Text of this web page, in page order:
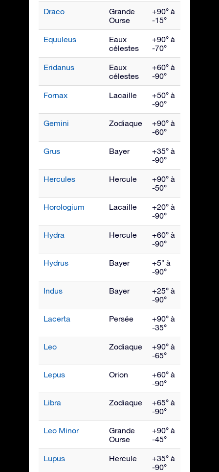
Draco
Grande
Ourse
+90° à
-15°
Equuleus
Eaux
célestes
+90° à
-70°
Eridanus
Eaux
célestes
+60° à
-90°
Fornax Lacaille
+50° à
-90°
Gemini Zodiaque
+90° à
-60°
Grus Bayer
+35° à
-90°
Hercules Hercule
+90° à
-50°
Horologium Lacaille
+20° à
-90°
Hydra Hercule
+60° à
-90°
Hydrus Bayer
+5° à
-90°
Indus Bayer
+25° à
-90°
Lacerta Persée
+90° à
-35°
Leo Zodiaque
+90° à
-65°
Lepus Orion
+60° à
-90°
Libra Zodiaque
+65° à
-90°
Leo Minor
Grande
Ourse
+90° à
-45°
Lupus Hercule
+35° à
-90°